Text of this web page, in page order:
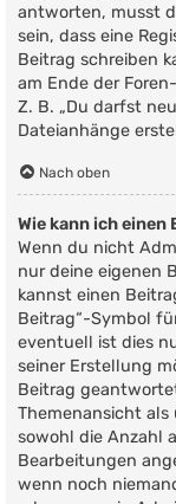
antworten, musst
sein, dass eine
Beitrag schreiben
am Ende der
Z. B. „Du darfst
Dateianhänge
Nach oben
Wie kann ich
Wenn du nicht
nur deine eigenen
kannst einen
Beitrag“-Symbol
eventuell ist dies
seiner Erstellung
Beitrag
Themenansicht als
sowohl die Anzahl
Bearbeitungen
wenn noch